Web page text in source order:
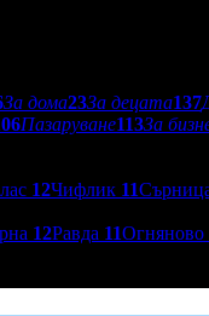
За дома23За децата137
Пазаруване113За
12Чифлик 11
12Равда 11Огняново